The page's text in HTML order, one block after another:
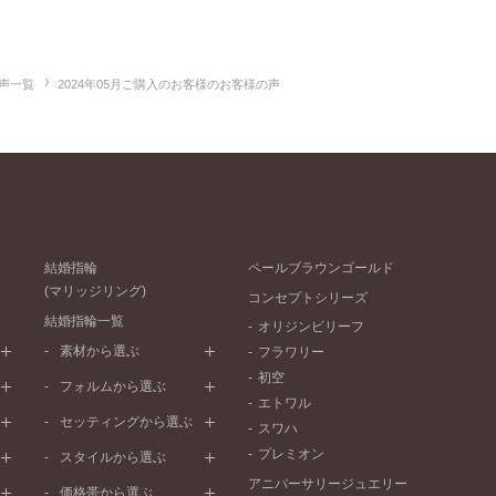
一覧 2024年05月ご購入のお客様のお客様の声
結婚指輪
(マリッジリング)
結婚指輪一覧
素材から選ぶ
プラチナ
ピンクゴールド
ペールブラウンゴールド
フォルムから選ぶ
ストレートライン
V字ライン
セッティングから選ぶ
プレーン
スタイルから選ぶ
シンプル
ペールブラウンゴールド
コンセプトシリーズ
オリジンビリーフ
フラワリー
初空
エトワル
スワハ
プレミオン
アニバーサリージュエリー